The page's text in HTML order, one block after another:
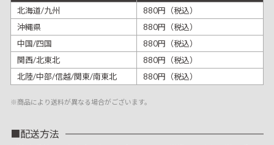
北海道/九州
880円（税込）
沖縄県
880円（税込）
中国/四国
880円（税込）
関西/北東北
880円（税込）
北陸/中部/信越/関東/南東北
880円（税込）
※商品により送料が異なる場合がございます。
配送方法